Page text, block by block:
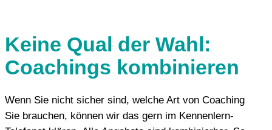
Keine Qual der Wahl:
Coachings kombinieren
Wenn Sie nicht sicher sind, welche Art von Coaching
Sie brauchen, können wir das gern im Kennenlern-